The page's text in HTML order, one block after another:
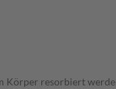
Körper resorbiert